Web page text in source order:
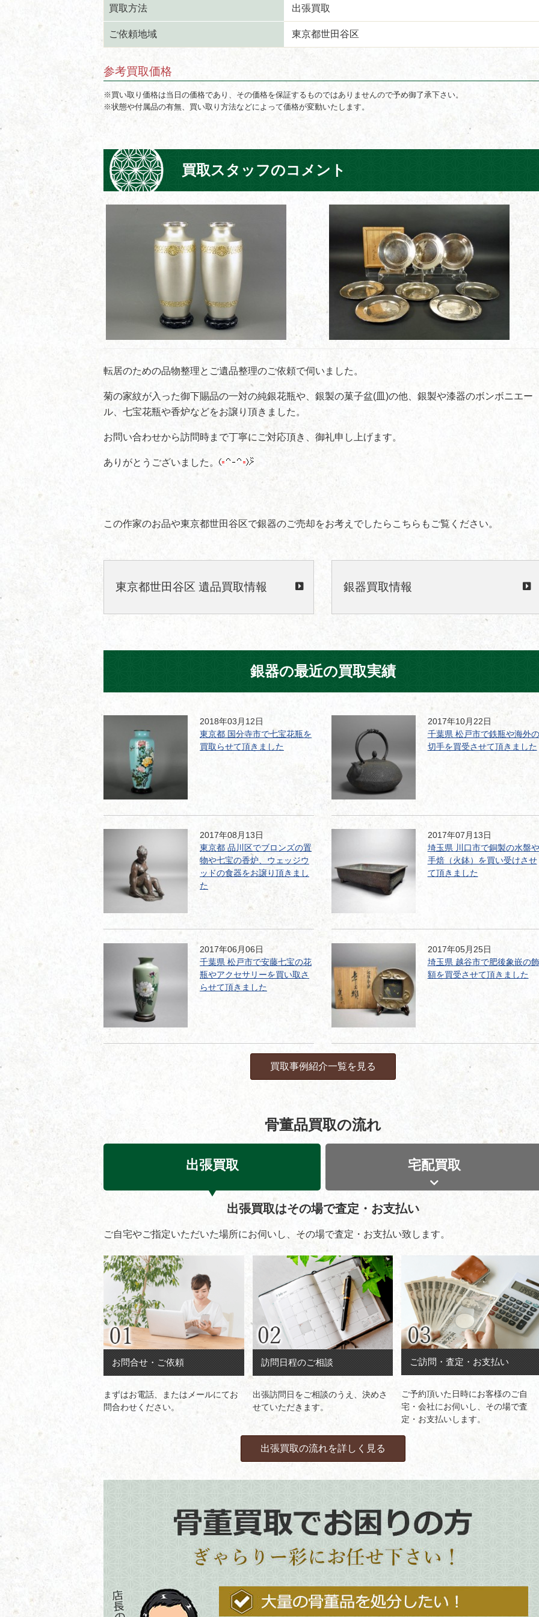
買取方法 出張買取
ご依頼地域 東京都世田谷区
参考買取価格
※買い取り価格は当日の価格であり、その価格を保証するものではありませんので予め御了承下さい。
※状態や付属品の有無、買い取り方法などによって価格が変動いたします。
買取スタッフのコメント
転居のための品物整理とご遺品整理のご依頼で伺いました。
菊の家紋が入った御下賜品の一対の純銀花瓶や、銀製の菓子盆(皿)の他、銀製や漆器のボンボニエー
ル、七宝花瓶や香炉などをお譲り頂きました。
お問い合わせから訪問時まで丁寧にご対応頂き、御礼申し上げます。
ありがとうございました。
この作家のお品や東京都世田谷区で銀器のご売却をお考えでしたらこちらもご覧ください。
東京都世田谷区 遺品買取情報 銀器買取情報
銀器の最近の買取実績
2018年03月12日
東京都 国分寺市で七宝花瓶を
買取らせて頂きました
2017年10月22日
千葉県 松戸市で鉄瓶や海外の
切手を買受させて頂きました
2017年08月13日
東京都 品川区でブロンズの置
物や七宝の香炉、ウェッジウ
ッドの食器をお譲り頂きまし
た
2017年07月13日
埼玉県 川口市で銅製の水盤や
手焙（火鉢）を買い受けさせ
て頂きました
2017年06月06日
千葉県 松戸市で安藤七宝の花
瓶やアクセサリーを買い取さ
らせて頂きました
2017年05月25日
埼玉県 越谷市で肥後象嵌の飾
額を買受させて頂きました
買取事例紹介一覧を見る
骨董品買取の流れ
出張買取 宅配買取
出張買取はその場で査定・お支払い
ご自宅やご指定いただいた場所にお伺いし、その場で査定・お支払い致します。
お問合せ・ご依頼
まずはお電話、またはメールにてお
問合わせください。
訪問日程のご相談
出張訪問日をご相談のうえ、決めさ
せていただきます。
ご訪問・査定・お支払い
ご予約頂いた日時にお客様のご自
宅・会社にお伺いし、その場で査
定・お支払いします。
出張買取の流れを詳しく見る